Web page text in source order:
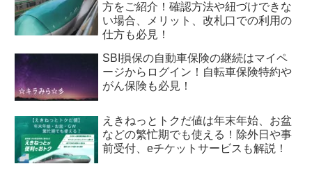
方をご紹介！確認方法や紐づけできな
い場合、メリット、改札口での利用の
仕方も必見！
SBI損保の自動車保険の継続はマイペ
ージからログイン！自転車保険特約や
がん保険も必見！
えきねっとトクだ値は年末年始、お盆
などの繁忙期でも使える！除外日や事
前受付、eチケットサービスも解説！